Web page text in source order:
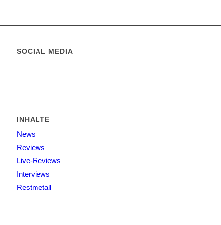
SOCIAL MEDIA
INHALTE
News
Reviews
Live-Reviews
Interviews
Restmetall